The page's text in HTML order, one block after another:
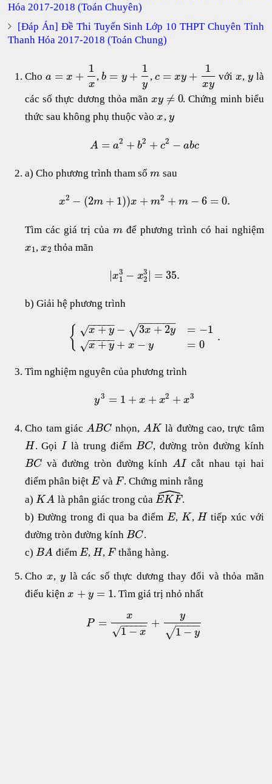
Hóa 2017-2018 (Toán Chuyên)
[Đáp Án] Đề Thi Tuyển Sinh Lớp 10 THPT Chuyên Tỉnh
Thanh Hóa 2017-2018 (Toán Chung)
Cho a = x +
1
x
,b = y +
1
y
,c = xy +
1
xy
với x, y là
các số thực dương thỏa mãn xy ≠ 0. Chứng minh biểu
thức sau không phụ thuộc vàox, y
A = a2 + b2 + c2 − abc
a) Cho phương trình tham sốm sau
x2 − (2m + 1))x + m2 + m − 6 = 0.
Tìm các giá trị của m để phương trình có hai nghiệm
x1,x2 thỏa mãn
|x3
1 − x3
2 | = 35.
b) Giải hệ phương trình
{ x + y
− −
−−−
√ − 3x + 2y
− −
−−−−
√
x + y
− −
−−−
√ + x − y
= −1
= 0
.
Tìm nghiệm nguyên của phương trình
y3 = 1 + x + x2 + x3
Cho tam giác ABC nhọn, AKlà đường cao, trực tâm
H. Gọi Ilà trung điểm BC, đường tròn đường kính
BC và đường tròn đường kính AIcắt nhau tại hai
điểm phân biệt E và F. Chứng minh rằng
a)KA là phân giác trong của EKF
ˆ.
b) Đường trong đi qua ba điểm E, K,Htiếp xúc với
đường tròn đường kínhBC.
c)BA điểm E, H,F thẳng hàng.
Cho x, y là các số thực dương thay đổi và thỏa mãn
điểu kiệnx + y = 1. Tìm giá trị nhỏ nhất
P = x
1 − x
− −
−−−
√
+
y
1 − y
− −
−−
√